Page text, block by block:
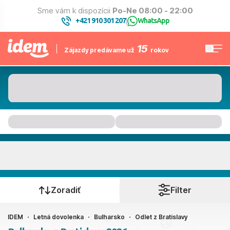
Sme vám k dispozícii Po-Ne 08:00 - 22:00
+421 910 301 207| WhatsApp
Zájazdy predávame už 15 rokov
Kedy cestujete?
Bratislava
Zoradiť Filter
IDEM Letná dovolenka Bulharsko Odlet z Bratislavy